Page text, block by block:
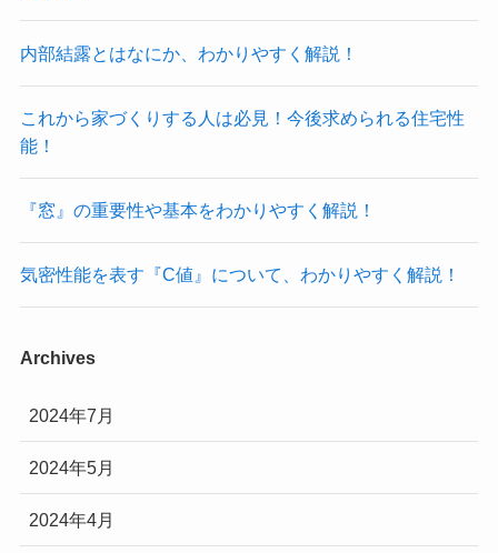
内部結露とはなにか、わかりやすく解説！
これから家づくりする人は必見！今後求められる住宅性
能！
『窓』の重要性や基本をわかりやすく解説！
気密性能を表す『C値』について、わかりやすく解説！
Archives
2024年7月
2024年5月
2024年4月